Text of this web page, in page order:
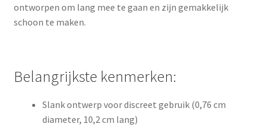
ontworpen om lang mee te gaan en zijn gemakkelijk
schoon te maken.
Belangrijkste kenmerken:
Slank ontwerp voor discreet gebruik (0,76 cm
diameter, 10,2 cm lang)